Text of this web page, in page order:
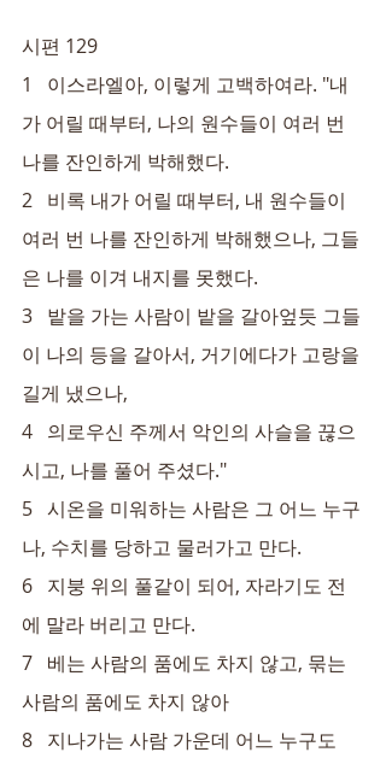
시편 129
1   이스라엘아, 이렇게 고백하여라. "내
가 어릴 때부터, 나의 원수들이 여러 번
나를 잔인하게 박해했다.
2   비록 내가 어릴 때부터, 내 원수들이
여러 번 나를 잔인하게 박해했으나, 그들
은 나를 이겨 내지를 못했다.
3   밭을 가는 사람이 밭을 갈아엎듯 그들
이 나의 등을 갈아서, 거기에다가 고랑을
길게 냈으나,
4   의로우신 주께서 악인의 사슬을 끊으
시고, 나를 풀어 주셨다."
5   시온을 미워하는 사람은 그 어느 누구
나, 수치를 당하고 물러가고 만다.
6   지붕 위의 풀같이 되어, 자라기도 전
에 말라 버리고 만다.
7   베는 사람의 품에도 차지 않고, 묶는
사람의 품에도 차지 않아
8   지나가는 사람 가운데 어느 누구도